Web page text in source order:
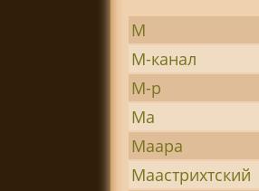
М
М-канал
М-р
Ма
Маара
Маастрихтский